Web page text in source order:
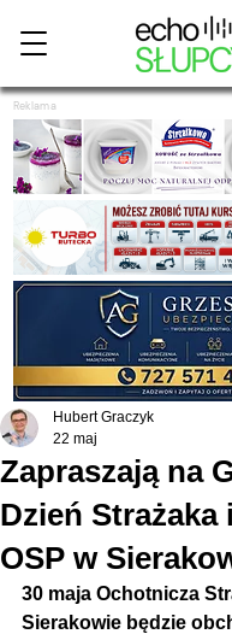
Reklama
Zapraszają na
Dzień Strażaka
OSP w
Hubert Graczyk
22 maj
30 maja Ochotnicza
Sierakowie będzie